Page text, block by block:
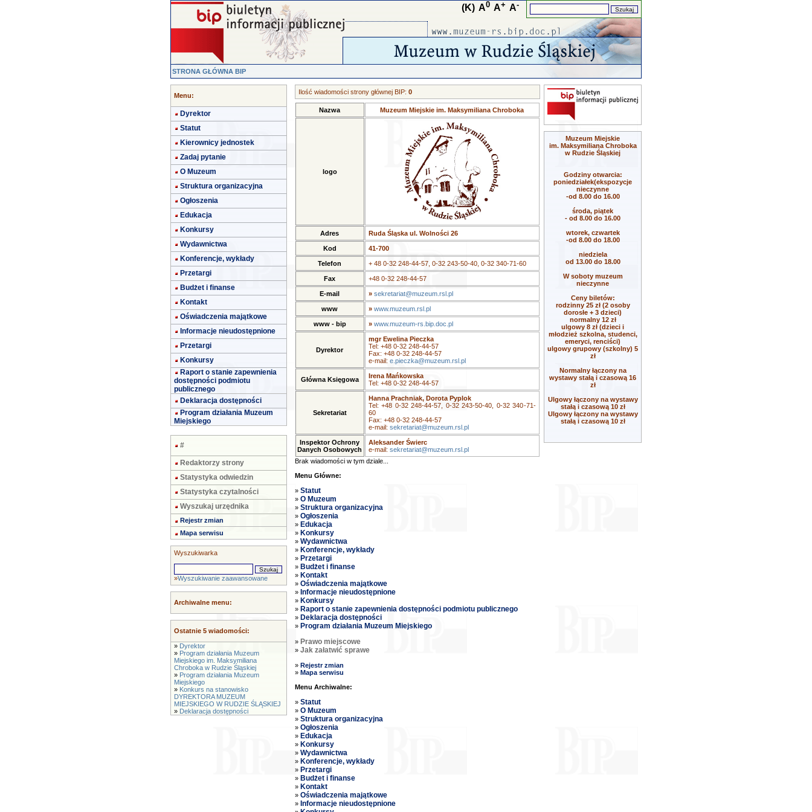
(K) A0 A+ A-
STRONA GŁÓWNA BIP
Menu:
Dyrektor
Statut
Kierownicy jednostek
Zadaj pytanie
O Muzeum
Struktura organizacyjna
Ogłoszenia
Edukacja
Konkursy
Wydawnictwa
Konferencje, wykłady
Przetargi
Budżet i finanse
Kontakt
Oświadczenia majątkowe
Informacje nieudostępnione
Przetargi
Konkursy
Raport o stanie zapewnienia
dostępności podmiotu
publicznego
Deklaracja dostępności
Program działania Muzeum
Miejskiego
#
Redaktorzy strony
Statystyka odwiedzin
Statystyka czytalności
Wyszukaj urzędnika
Rejestr zmian
Mapa serwisu
Wyszukiwarka
»Wyszukiwanie zaawansowane
Archiwalne menu:
Ostatnie 5 wiadomości:
» Dyrektor
» Program działania Muzeum
Miejskiego im. Maksymiliana
Chroboka w Rudzie Śląskiej
» Program działania Muzeum
Miejskiego
» Konkurs na stanowisko
DYREKTORA MUZEUM
MIEJSKIEGO W RUDZIE ŚLĄSKIEJ
» Deklaracja dostępności
Ilość wiadomości strony głównej BIP: 0
Nazwa Muzeum Miejskie im. Maksymiliana Chroboka
logo
Adres Ruda Śląska ul. Wolności 26
Kod 41-700
Telefon + 48 0-32 248-44-57, 0-32 243-50-40, 0-32 340-71-60
Fax +48 0-32 248-44-57
E-mail » sekretariat@muzeum.rsl.pl
www » www.muzeum.rsl.pl
www - bip » www.muzeum-rs.bip.doc.pl
Dyrektor
mgr Ewelina Pieczka
Tel: +48 0-32 248-44-57
Fax: +48 0-32 248-44-57
e-mail: e.pieczka@muzeum.rsl.pl
Główna Księgowa
Irena Mańkowska
Tel: +48 0-32 248-44-57
Sekretariat
Hanna Prachniak, Dorota Pyplok
Tel: +48 0-32 248-44-57, 0-32 243-50-40, 0-32 340-71-
60
Fax: +48 0-32 248-44-57
e-mail: sekretariat@muzeum.rsl.pl
Inspektor Ochrony
Danych Osobowych
Aleksander Świerc
e-mail: sekretariat@muzeum.rsl.pl
Brak wiadomości w tym dziale...
Menu Główne:
» Statut
» O Muzeum
» Struktura organizacyjna
» Ogłoszenia
» Edukacja
» Konkursy
» Wydawnictwa
» Konferencje, wykłady
» Przetargi
» Budżet i finanse
» Kontakt
» Oświadczenia majątkowe
» Informacje nieudostępnione
» Konkursy
» Raport o stanie zapewnienia dostępności podmiotu publicznego
» Deklaracja dostępności
» Program działania Muzeum Miejskiego
» Prawo miejscowe
» Jak załatwić sprawe
» Rejestr zmian
» Mapa serwisu
Menu Archiwalne:
» Statut
» O Muzeum
» Struktura organizacyjna
» Ogłoszenia
» Edukacja
» Konkursy
» Wydawnictwa
» Konferencje, wykłady
» Przetargi
» Budżet i finanse
» Kontakt
» Oświadczenia majątkowe
» Informacje nieudostępnione
Muzeum Miejskie
im. Maksymiliana Chroboka
w Rudzie Śląskiej
Godziny otwarcia:
poniedziałek(ekspozycje
nieczynne
-od 8.00 do 16.00
środa, piątek
- od 8.00 do 16.00
wtorek, czwartek
-od 8.00 do 18.00
niedziela
od 13.00 do 18.00
W soboty muzeum
nieczynne
Ceny biletów:
rodzinny 25 zł (2 osoby
dorosłe + 3 dzieci)
normalny 12 zł
ulgowy 8 zł (dzieci i
młodzież szkolna, studenci,
emeryci, renciści)
ulgowy grupowy (szkolny) 5
zł
Normalny łączony na
wystawy stałą i czasową 16
zł
Ulgowy łączony na wystawy
stałą i czasową 10 zł
Ulgowy łączony na wystawy
stałą i czasową 10 zł